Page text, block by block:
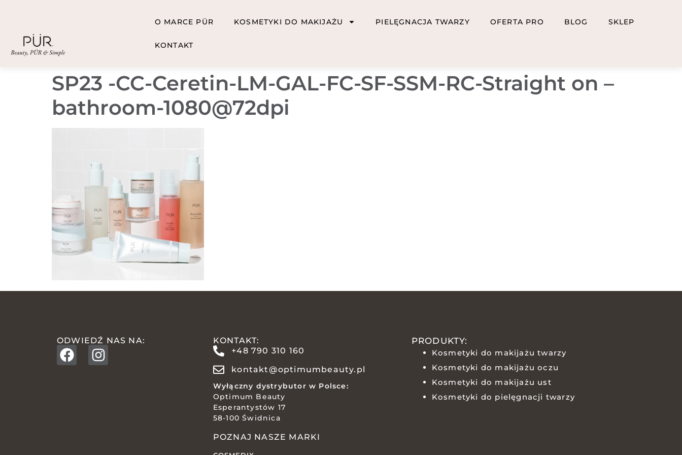
O MARCE PÜR KOSMETYKI DO MAKIJAŻU PIELĘGNACJA TWARZY OFERTA PRO BLOG SKLEP
KONTAKT
SP23 -CC-Ceretin-LM-GAL-FC-SF-SSM-RC-Straight on –
bathroom-1080@72dpi
ODWIEDŹ NAS NA:
KONTAKT:
+48 790 310 160
kontakt@optimumbeauty.pl
Wyłączny dystrybutor w Polsce:
Optimum Beauty
Esperantystów 17
58-100 Świdnica
POZNAJ NASZE MARKI
PRODUKTY:
Kosmetyki do makijażu twarzy
Kosmetyki do makijażu oczu
Kosmetyki do makijażu ust
Kosmetyki do pielęgnacji twarzy